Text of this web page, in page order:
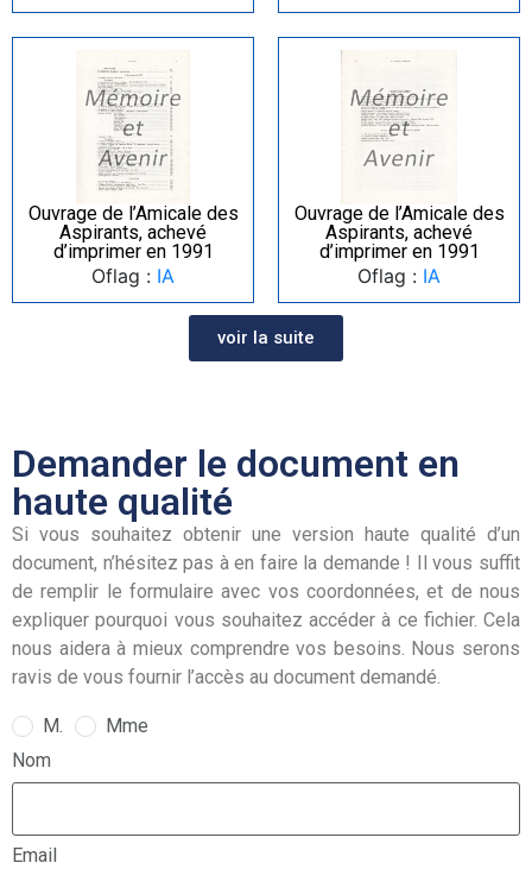
Ouvrage de l’Amicale des
Aspirants, achevé
d’imprimer en 1991
Oflag : IA
Ouvrage de l’Amicale des
Aspirants, achevé
d’imprimer en 1991
Oflag : IA
voir la suite
Demander le document en
haute qualité
Si vous souhaitez obtenir une version haute qualité d’un
document, n’hésitez pas à en faire la demande ! Il vous suffit
de remplir le formulaire avec vos coordonnées, et de nous
expliquer pourquoi vous souhaitez accéder à ce fichier. Cela
nous aidera à mieux comprendre vos besoins. Nous serons
ravis de vous fournir l’accès au document demandé.
M.
Mme
Nom
Email